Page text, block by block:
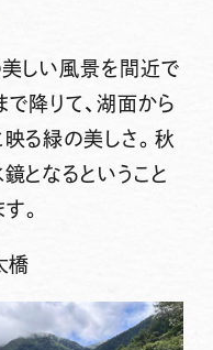
しい風景を間近で
で降りて、湖面から
る緑の美しさ。秋
となるということ
。
橋